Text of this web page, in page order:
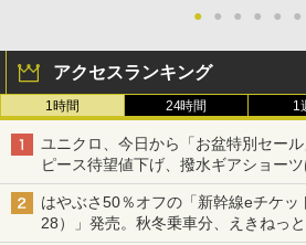
● ● ● ● ● ●
アクセスランキング
1時間 24時間 1
ユニクロ、今日から「お盆特別セー
ピース待望値下げ、撥水ギアショー
はやぶさ50％オフの「新幹線eチケッ
28）」発売。秋冬乗車分、えきねっ